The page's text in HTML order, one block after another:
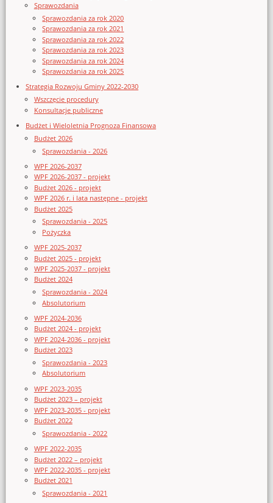
Sprawozdania
Sprawozdania za rok 2020
Sprawozdania za rok 2021
Sprawozdania za rok 2022
Sprawozdania za rok 2023
Sprawozdania za rok 2024
Sprawozdania za rok 2025
Strategia Rozwoju Gminy 2022-2030
Wszczęcie procedury
Konsultacje publiczne
Budżet i Wieloletnia Prognoza Finansowa
Budżet 2026
Sprawozdania - 2026
WPF 2026-2037
WPF 2026-2037 - projekt
Budżet 2026 - projekt
WPF 2026 r. i lata następne - projekt
Budżet 2025
Sprawozdania - 2025
Pożyczka
WPF 2025-2037
Budżet 2025 - projekt
WPF 2025-2037 - projekt
Budżet 2024
Sprawozdania - 2024
Absolutorium
WPF 2024-2036
Budżet 2024 - projekt
WPF 2024-2036 - projekt
Budżet 2023
Sprawozdania - 2023
Absolutorium
WPF 2023-2035
Budżet 2023 – projekt
WPF 2023-2035 - projekt
Budżet 2022
Sprawozdania - 2022
WPF 2022-2035
Budżet 2022 – projekt
WPF 2022-2035 - projekt
Budżet 2021
Sprawozdania - 2021